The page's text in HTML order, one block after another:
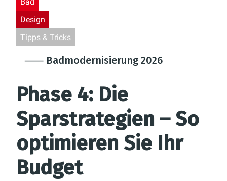
Design
Tipps & Tricks
⸺ Badmodernisierung 2026
Phase 4: Die
Sparstrategien – So
optimieren Sie Ihr
Budget